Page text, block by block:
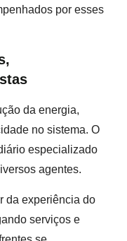
por esses
da energia,
no sistema. O
especializado
agentes.
da experiência do
serviços e